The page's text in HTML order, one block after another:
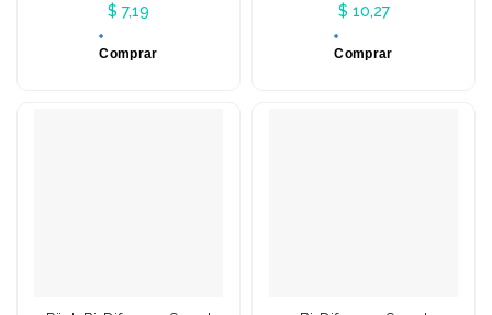
$ 7,19
Comprar
$ 10,27
Comprar